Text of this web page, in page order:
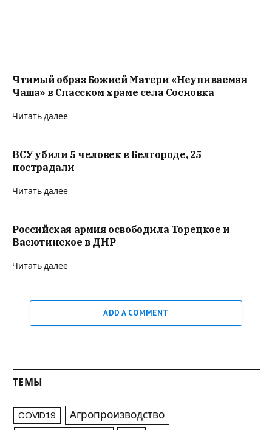
Чтимый образ Божией Матери «Неупиваемая
Чаша» в Спасском храме села Сосновка
Читать далее
ВСУ убили 5 человек в Белгороде, 25
пострадали
Читать далее
Российская армия освободила Торецкое и
Васютинское в ДНР
Читать далее
ADD A COMMENT
ТЕМЫ
COVID19 Агропроизводство